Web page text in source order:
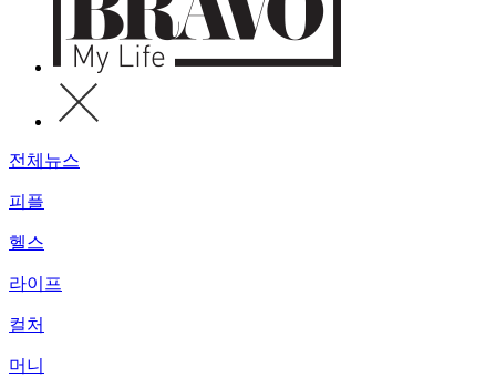
전체뉴스
피플
헬스
라이프
컬처
머니